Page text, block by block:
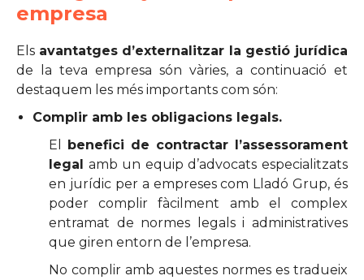
empresa
Els avantatges d’externalitzar la gestió jurídica
de la teva empresa són vàries, a continuació et
destaquem les més importants com són:
Complir amb les obligacions legals.
El benefici de contractar l’assessorament
legal amb un equip d’advocats especialitzats
en jurídic per a empreses com Lladó Grup, és
poder complir fàcilment amb el complex
entramat de normes legals i administratives
que giren entorn de l’empresa.
No complir amb aquestes normes es tradueix